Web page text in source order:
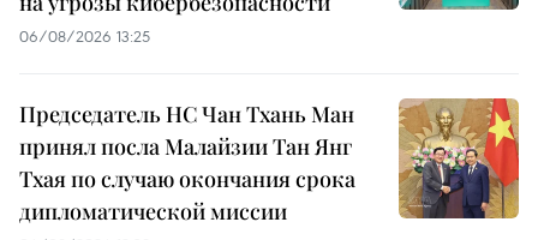
06/08/2026 13:25
Председатель НС Чан Тхань Ман
принял посла Малайзии Тан Янг
Тхая по случаю окончания срока
дипломатической миссии